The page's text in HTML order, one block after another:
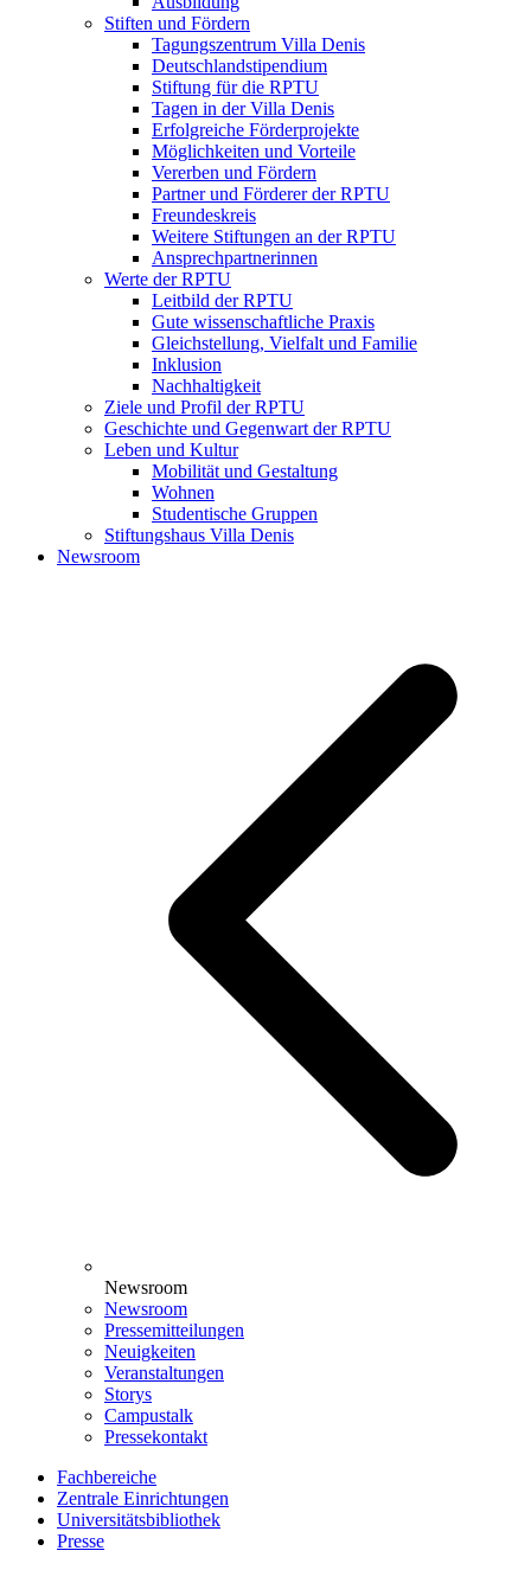
Stiften und Fördern
Tagungszentrum Villa Denis
Deutschlandstipendium
Stiftung für die RPTU
Tagen in der Villa Denis
Erfolgreiche Förderprojekte
Möglichkeiten und Vorteile
Vererben und Fördern
Partner und Förderer der RPTU
Freundeskreis
Weitere Stiftungen an der RPTU
Ansprechpartnerinnen
Werte der RPTU
Leitbild der RPTU
Gute wissenschaftliche Praxis
Gleichstellung, Vielfalt und Familie
Inklusion
Nachhaltigkeit
Ziele und Profil der RPTU
Geschichte und Gegenwart der RPTU
Leben und Kultur
Mobilität und Gestaltung
Wohnen
Studentische Gruppen
Stiftungshaus Villa Denis
Newsroom
Newsroom
Newsroom
Pressemitteilungen
Neuigkeiten
Veranstaltungen
Storys
Campustalk
Pressekontakt
Fachbereiche
Zentrale Einrichtungen
Universitätsbibliothek
Presse